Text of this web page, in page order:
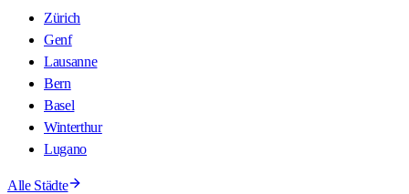
Zürich
Genf
Lausanne
Bern
Basel
Winterthur
Lugano
Alle Städte